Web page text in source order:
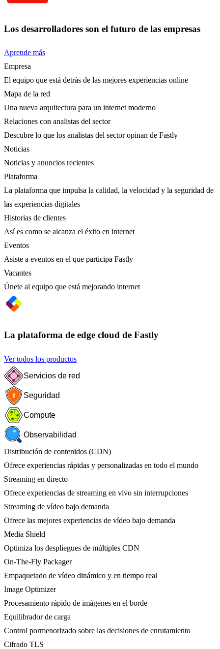
Los desarrolladores son el futuro de las empresas
Aprende más
Empresa
El equipo que está detrás de las mejores experiencias online
Mapa de la red
Una nueva arquitectura para un internet moderno
Relaciones con analistas del sector
Descubre lo que los analistas del sector opinan de Fastly
Noticias
Noticias y anuncios recientes
Plataforma
La plataforma que impulsa la calidad, la velocidad y la seguridad de
las experiencias digitales
Historias de clientes
Así es como se alcanza el éxito en internet
Eventos
Asiste a eventos en el que participa Fastly
Vacantes
Únete al equipo que está mejorando internet
La plataforma de edge cloud de Fastly
Ver todos los productos
Servicios de red
Seguridad
Compute
Observabilidad
Distribución de contenidos (CDN)
Ofrece experiencias rápidas y personalizadas en todo el mundo
Streaming en directo
Ofrece experiencias de streaming en vivo sin interrupciones
Streaming de vídeo bajo demanda
Ofrece las mejores experiencias de vídeo bajo demanda
Media Shield
Optimiza los despliegues de múltiples CDN
On-The-Fly Packager
Empaquetado de vídeo dinámico y en tiempo real
Image Optimizer
Procesamiento rápido de imágenes en el borde
Equilibrador de carga
Control pormenorizado sobre las decisiones de enrutamiento
Cifrado TLS